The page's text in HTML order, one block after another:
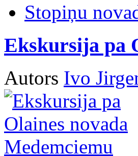
Stopiņu
Ekskursija pa
Autors Ivo